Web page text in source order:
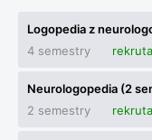
Logopedia z
4 semestry
Neurologopedia (2
2 semestry